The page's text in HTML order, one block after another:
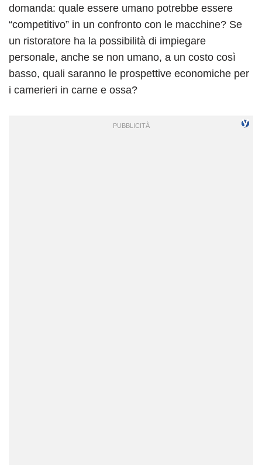
domanda: quale essere umano potrebbe essere
“competitivo” in un confronto con le macchine? Se
un ristoratore ha la possibilità di impiegare
personale, anche se non umano, a un costo così
basso, quali saranno le prospettive economiche per
i camerieri in carne e ossa?